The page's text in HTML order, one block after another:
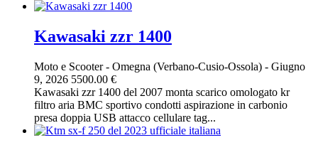
Kawasaki zzr 1400
Moto e Scooter- Omegna (Verbano-Cusio-Ossola) - Giugno
9, 2026 5500.00 €
Kawasaki zzr 1400 del 2007 monta scarico omologato kr
filtro aria BMC sportivo condotti aspirazione in carbonio
presa doppia USB attacco cellulare tag...